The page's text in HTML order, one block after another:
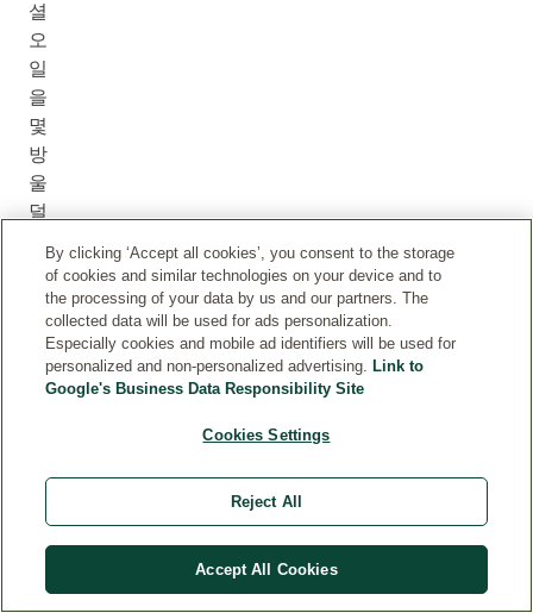
셜
오
일
을
몇
방
울
덜
주
세
요
약
를
사
By clicking ‘Accept all cookies’, you consent to the storage
of cookies and similar technologies on your device and to
the processing of your data by us and our partners. The
collected data will be used for ads personalization.
Especially cookies and mobile ad identifiers will be used for
personalized and non-personalized advertising. Link to
Google's Business Data Responsibility Site
Cookies Settings
Reject All
Accept All Cookies